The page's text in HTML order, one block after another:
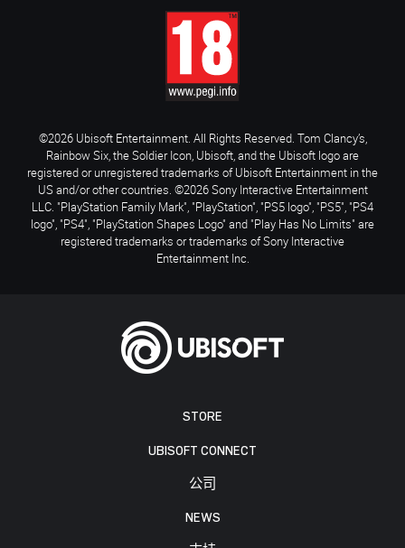
STORE
UBISOFT CONNECT
公司
NEWS
©2026 Ubisoft Entertainment. All Rights Reserved. Tom Clancy’s,
Rainbow Six, the Soldier Icon, Ubisoft, and the Ubisoft logo are
registered or unregistered trademarks of Ubisoft Entertainment in the
US and/or other countries. ©2026 Sony Interactive Entertainment
LLC. "PlayStation Family Mark", "PlayStation", "PS5 logo", "PS5", "PS4
logo", "PS4", "PlayStation Shapes Logo" and "Play Has No Limits" are
registered trademarks or trademarks of Sony Interactive
Entertainment Inc.